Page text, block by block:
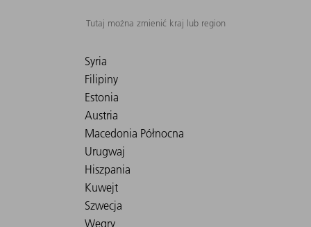
Tutaj można zmienić kraj lub region